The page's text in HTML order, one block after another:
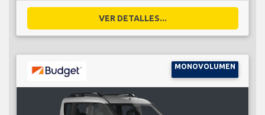
VER DETALLES...
MONOVOLUMEN